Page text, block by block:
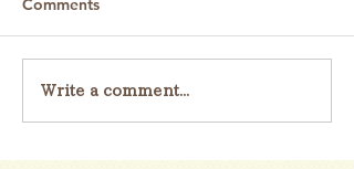
Comments
Write a comment...